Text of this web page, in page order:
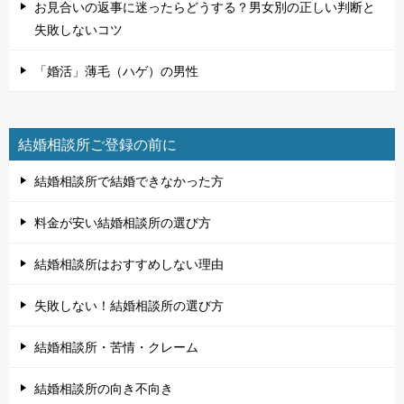
お見合いの返事に迷ったらどうする？男女別の正しい判断と
失敗しないコツ
「婚活」薄毛（ハゲ）の男性
結婚相談所ご登録の前に
結婚相談所で結婚できなかった方
料金が安い結婚相談所の選び方
結婚相談所はおすすめしない理由
失敗しない！結婚相談所の選び方
結婚相談所・苦情・クレーム
結婚相談所の向き不向き